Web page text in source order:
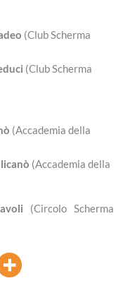
(Club Scherma
(Club Scherma
(Accademia della
(Accademia della
(Circolo Scherma